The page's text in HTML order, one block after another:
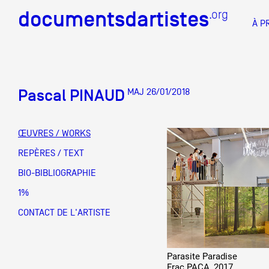
documentsdartistes.org
À
DOCUMENTS D'ARTISTES PACA
DE A
documentsdartistes.org
Équipe
Partenaires
Crédits
Actions
Documentation
Pascal PINAUD MAJ 26/01/2018
ŒUVRES / WORKS
REPÈRES / TEXT
BIO-BIBLIOGRAPHIE
1%
CONTACT DE L'ARTISTE
Parasite Paradise